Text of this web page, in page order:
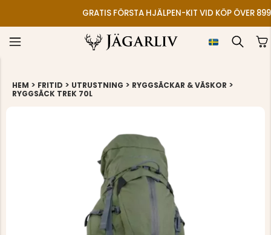
GRATIS FÖRSTA HJÄLPEN-KIT VID KÖP ÖVER
HEM > FRITID > UTRUSTNING > RYGGSÄCKAR & VÄSKOR >
RYGGSÄCK TREK 70L